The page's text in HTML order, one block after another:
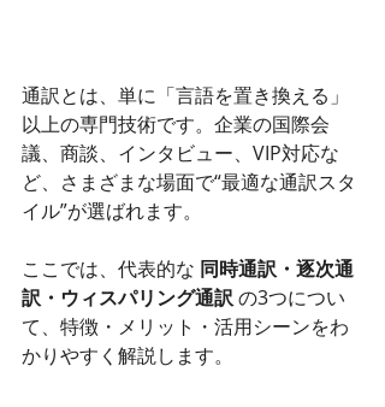
通訳とは、単に「言語を置き換える」
以上の専門技術です。企業の国際会
議、商談、インタビュー、VIP対応な
ど、さまざまな場面で“最適な通訳スタ
イル”が選ばれます。
ここでは、代表的な 同時通訳・逐次通
訳・ウィスパリング通訳 の3つについ
て、特徴・メリット・活用シーンをわ
かりやすく解説します。